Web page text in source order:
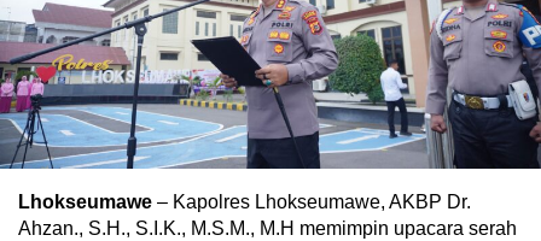
Lhokseumawe – Kapolres Lhokseumawe, AKBP Dr.
Ahzan., S.H., S.I.K., M.S.M., M.H memimpin upacara serah